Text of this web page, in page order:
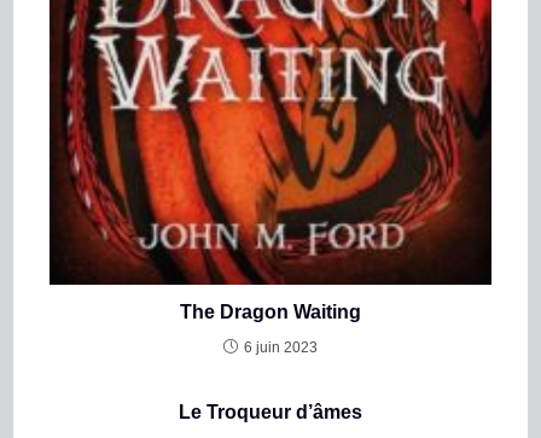
The Dragon Waiting
6 juin 2023
Le Troqueur d’âmes